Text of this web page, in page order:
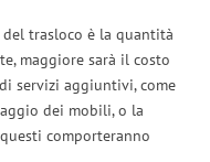
trasloco è la quantità
maggiore sarà il costo
servizi aggiuntivi, come
dei mobili, o la
comporteranno